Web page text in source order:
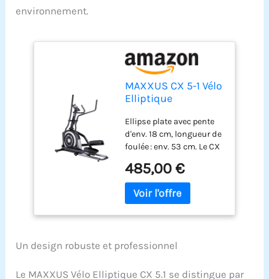
environnement.
MAXXUS CX 5-1 Vélo
Elliptique
- 16 Niveaux de
Résistance – Inertie
24kg – CrossTrainer
Silencieux – Foulée
54cm pour Homme
et Femme – Appli –
16 Programmes –
Marque Allemande
Ellipse plate avec pente
d'env. 18 cm, longueur de
foulée : env. 53 cm. Le CX
mouvement de course
elliptique réaliste et peu
fatigant pour les
Dimensions de
460 x 747 mm et env.
485,00 €
Un design robuste et professionnel
Le MAXXUS Vélo Elliptique CX 5.1 se distingue par